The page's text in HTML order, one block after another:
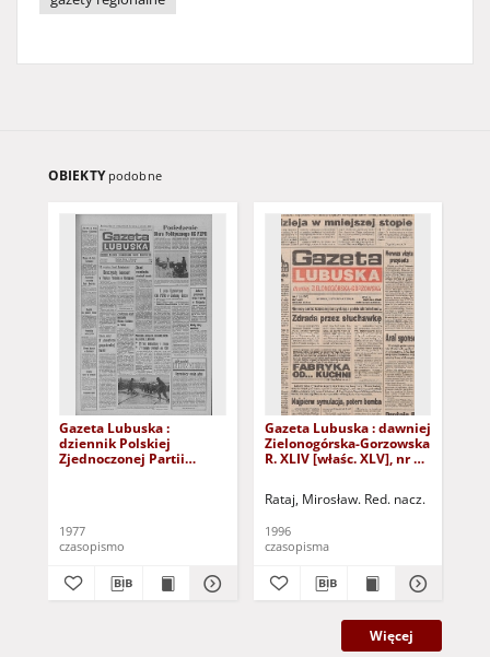
OBIEKTY podobne
Gazeta Lubuska :
dziennik Polskiej
Zjednoczonej Partii
1977
czasopismo
Gazeta Lubuska : dawniej
Zielonogórska-Gorzowska
R. XLIV [właśc. XLV], nr 52
Rataj, Mirosław. Red. nacz.
1996
czasopisma
Więcej